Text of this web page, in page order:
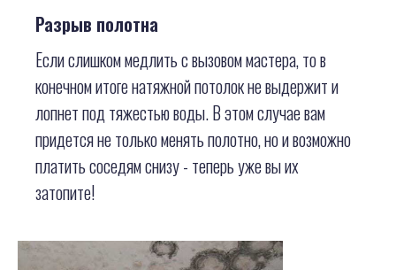
Разрыв полотна
Если слишком медлить с вызовом мастера, то в
конечном итоге натяжной потолок не выдержит и
лопнет под тяжестью воды. В этом случае вам
придется не только менять полотно, но и возможно
платить соседям снизу - теперь уже вы их
затопите!